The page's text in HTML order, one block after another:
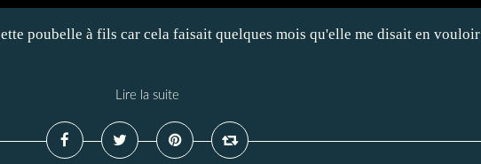
poubelle à fils car cela faisait quelques mois qu'elle me disait en vouloir
Lire la suite